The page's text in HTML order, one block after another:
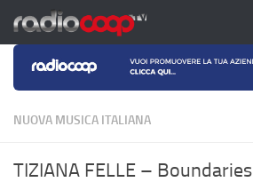
Salta al contenuto
NUOVA MUSICA ITALIANA
TIZIANA FELLE – Boundaries